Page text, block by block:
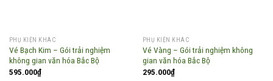
PHỤ KIỆN KHÁC
Vé Bạch Kim – Gói trải nghiệm
không gian văn hóa Bắc Bộ
595.000₫
PHỤ KIỆN KHÁC
Vé Vàng – Gói trải nghiệm không
gian văn hóa Bắc Bộ
295.000₫